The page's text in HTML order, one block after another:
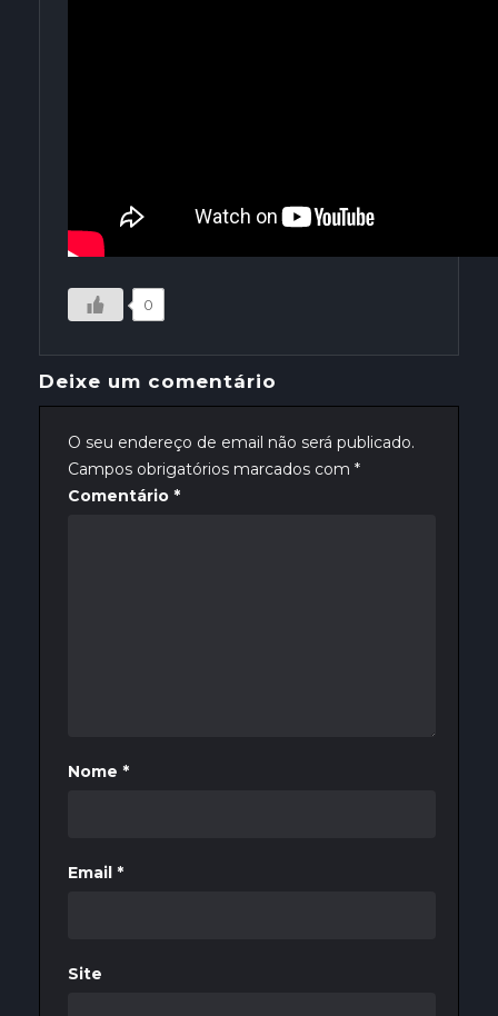
0
Deixe um comentário
O seu endereço de email não será publicado.
Campos obrigatórios marcados com *
Comentário *
Nome *
Email *
Site